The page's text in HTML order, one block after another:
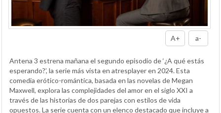
A+ a-
Antena 3 estrena mañana el segundo episodio de ‘¿A qué estás
esperando?’, la serie más vista en atresplayer en 2024. Esta
comedia erótico-romántica, basada en las novelas de Megan
Maxwell, explora las complejidades del amor en el siglo XXI a
través de las historias de dos parejas con estilos de vida
opuestos. La serie cuenta con un elenco destacado que incluye a